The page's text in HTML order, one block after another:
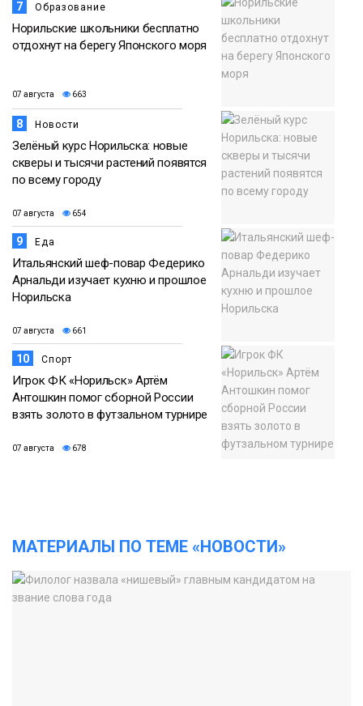
7 Образование
Норильские школьники бесплатно
отдохнут на берегу Японского моря
07 августа 663
8 Новости
Зелёный курс Норильска: новые
скверы и тысячи растений появятся
по всему городу
07 августа 654
9 Еда
Итальянский шеф-повар Федерико
Арнальди изучает кухню и прошлое
Норильска
07 августа 661
10 Спорт
Игрок ФК «Норильск» Артём
Антошкин помог сборной России
взять золото в футзальном турнире
07 августа 678
МАТЕРИАЛЫ ПО ТЕМЕ «НОВОСТИ»